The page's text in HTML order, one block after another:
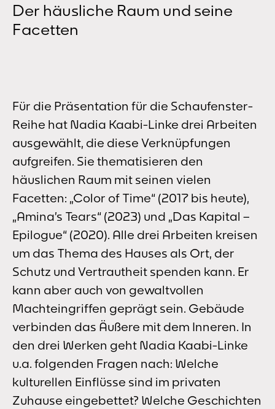
Der häusliche Raum und seine
Facetten
Für die Präsentation für die Schaufenster-
Reihe hat Nadia Kaabi-Linke drei Arbeiten
ausgewählt, die diese Verknüpfungen
aufgreifen. Sie thematisieren den
häuslichen Raum mit seinen vielen
Facetten: „Color of Time“ (2017 bis heute),
„Amina’s Tears“ (2023) und „Das Kapital –
Epilogue“ (2020). Alle drei Arbeiten kreisen
um das Thema des Hauses als Ort, der
Schutz und Vertrautheit spenden kann. Er
kann aber auch von gewaltvollen
Machteingriffen geprägt sein. Gebäude
verbinden das Äußere mit dem Inneren. In
den drei Werken geht Nadia Kaabi-Linke
u.a. folgenden Fragen nach: Welche
kulturellen Einflüsse sind im privaten
Zuhause eingebettet? Welche Geschichten